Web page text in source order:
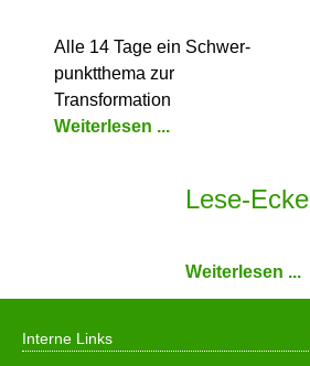
Alle 14 Tage ein Schwer­
punkt­thema zur
Transformation
Weiterlesen ...
Lese-Ecke
Weiterlesen ...
Interne Links